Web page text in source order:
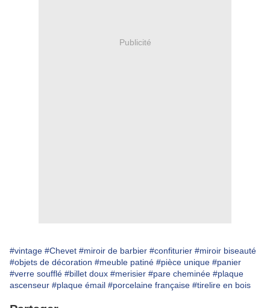
Publicité
#vintage #Chevet #miroir de barbier #confiturier #miroir biseauté
#objets de décoration #meuble patiné #pièce unique #panier
#verre soufflé #billet doux #merisier #pare cheminée #plaque
ascenseur #plaque émail #porcelaine française #tirelire en bois